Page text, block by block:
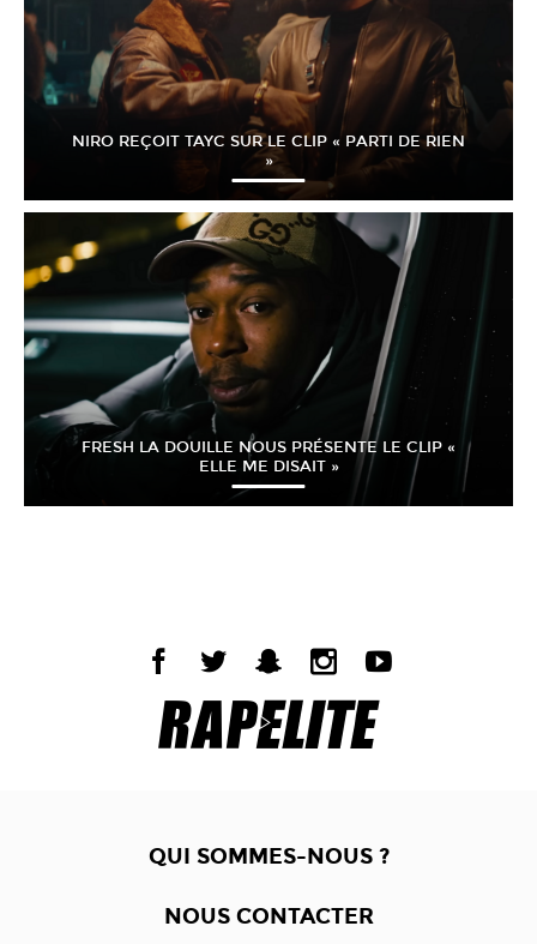
NIRO REÇOIT TAYC SUR LE CLIP « PARTI DE RIEN
»
FRESH LA DOUILLE NOUS PRÉSENTE LE CLIP «
ELLE ME DISAIT »
QUI SOMMES-NOUS ?
NOUS CONTACTER